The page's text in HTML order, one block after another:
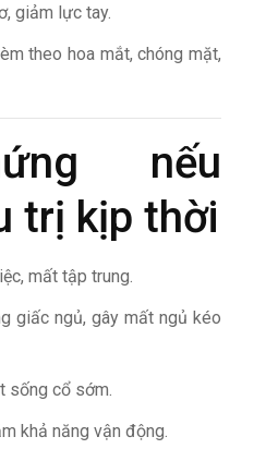
giảm lực tay.
theo hoa mắt, chóng mặt,
nếu
trị kịp thời
mất tập trung.
giấc ngủ, gây mất ngủ kéo
sống cổ sớm.
khả năng vận động.